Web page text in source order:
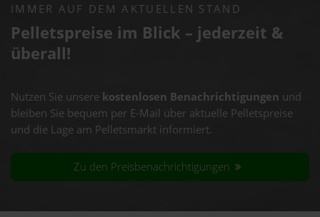
IMMER AUF DEM AKTUELLEN STAND
Pelletspreise im Blick – jederzeit &
überall!
Nutzen Sie unsere kostenlosen Benachrichtigungen und
bleiben Sie bequem per E-Mail über aktuelle Pelletspreise
und die Lage am Pelletsmarkt informiert.
Zu den Preisbenachrichtigungen